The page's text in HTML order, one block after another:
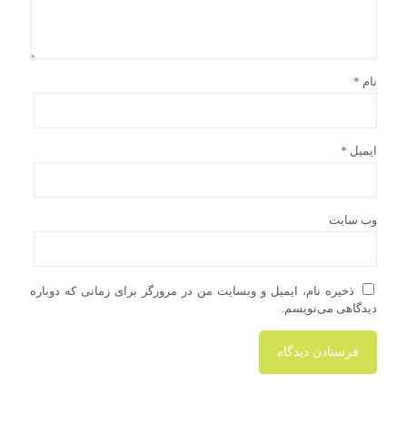
نام *
ایمیل *
وب‌ سایت
ذخیره نام، ایمیل و وبسایت من در مرورگر برای زمانی که دوباره
دیدگاهی می‌نویسم.